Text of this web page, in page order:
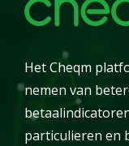
Het Cheqm
nemen van
particulieren en